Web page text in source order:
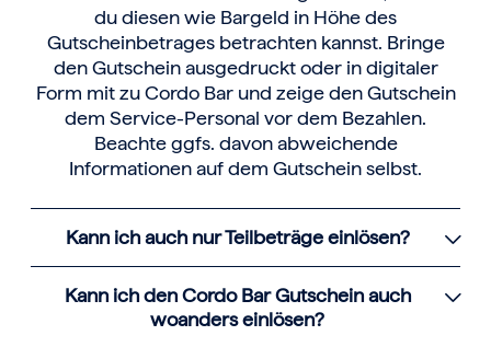
du diesen wie Bargeld in Höhe des
Gutscheinbetrages betrachten kannst. Bringe
den Gutschein ausgedruckt oder in digitaler
Form mit zu Cordo Bar und zeige den Gutschein
dem Service-Personal vor dem Bezahlen.
Beachte ggfs. davon abweichende
Informationen auf dem Gutschein selbst.
Kann ich auch nur Teilbeträge einlösen?
Kann ich den Cordo Bar Gutschein auch
woanders einlösen?